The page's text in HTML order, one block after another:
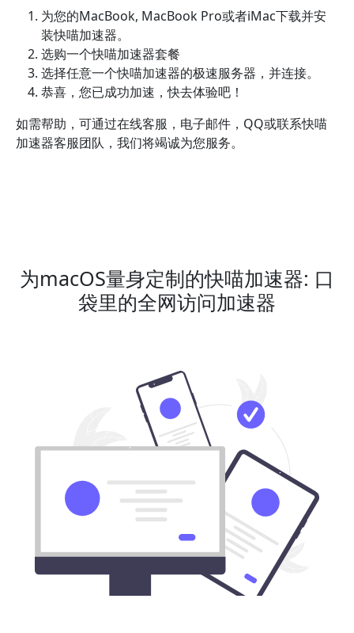
为您的MacBook, MacBook Pro或者iMac下载并安
装快喵加速器。
选购一个快喵加速器套餐
选择任意一个快喵加速器的极速服务器，并连接。
恭喜，您已成功加速，快去体验吧！
如需帮助，可通过在线客服，电子邮件，QQ或联系快喵
加速器客服团队，我们将竭诚为您服务。
为macOS量身定制的快喵加速器: 口
袋里的全网访问加速器